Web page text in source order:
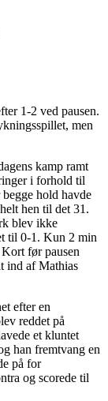
1-2 ved pausen.
men
kamp ramt
i forhold til
hold havde
hen til det 31.
blev ikke
til 0-1. Kun 2 min
før pausen
ind af Mathias
efter en
reddet på
et kluntet
han fremtvang en
på for
og scorede til